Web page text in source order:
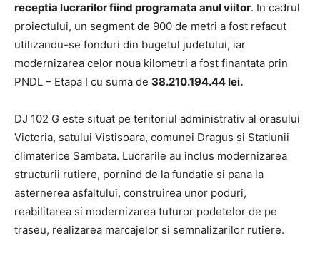
receptia lucrarilor fiind programata anul viitor. In cadrul
proiectului, un segment de 900 de metri a fost refacut
utilizandu-se fonduri din bugetul judetului, iar
modernizarea celor noua kilometri a fost finantata prin
PNDL – Etapa I cu suma de 38.210.194.44 lei.
DJ 102 G este situat pe teritoriul administrativ al orasului
Victoria, satului Vistisoara, comunei Dragus si Statiunii
climaterice Sambata. Lucrarile au inclus modernizarea
structurii rutiere, pornind de la fundatie si pana la
asternerea asfaltului, construirea unor poduri,
reabilitarea si modernizarea tuturor podetelor de pe
traseu, realizarea marcajelor si semnalizarilor rutiere.